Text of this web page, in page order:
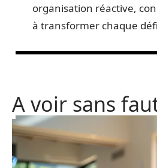
organisation réactive,
à transformer chaque
A voir sans